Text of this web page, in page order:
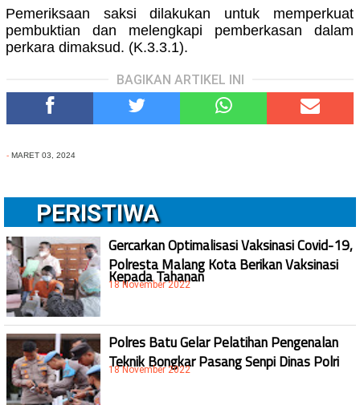
Pemeriksaan saksi dilakukan untuk memperkuat
pembuktian dan melengkapi pemberkasan dalam
perkara dimaksud. (K.3.3.1).
BAGIKAN ARTIKEL INI
- MARET 03, 2024
PERISTIWA
Gercarkan Optimalisasi Vaksinasi Covid-19,
Polresta Malang Kota Berikan Vaksinasi
Kepada Tahanan
18 November 2022
Polres Batu Gelar Pelatihan Pengenalan
Teknik Bongkar Pasang Senpi Dinas Polri
18 November 2022